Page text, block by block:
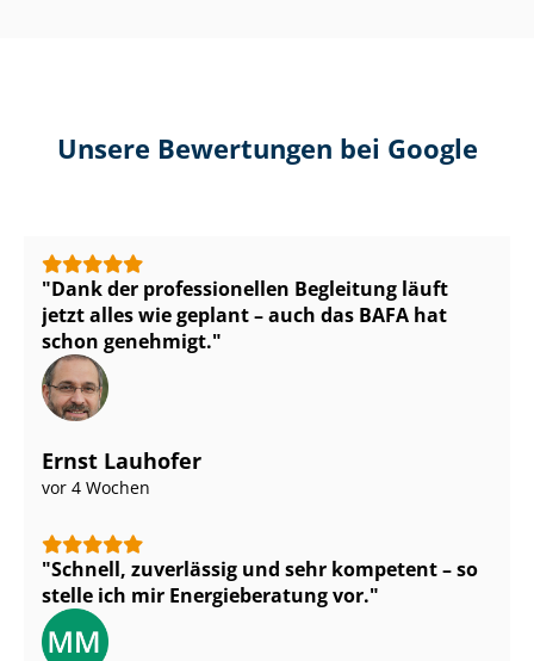
Unsere Bewertungen bei Google
Dank der professionellen Begleitung läuft
jetzt alles wie geplant – auch das BAFA hat
schon genehmigt.
Ernst Lauhofer
vor 4 Wochen
Schnell, zuverlässig und sehr kompetent – so
stelle ich mir Energieberatung vor.